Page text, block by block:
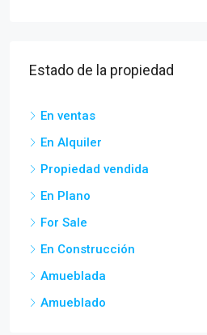
Estado de la propiedad
En ventas
En Alquiler
Propiedad vendida
En Plano
For Sale
En Construcción
Amueblada
Amueblado